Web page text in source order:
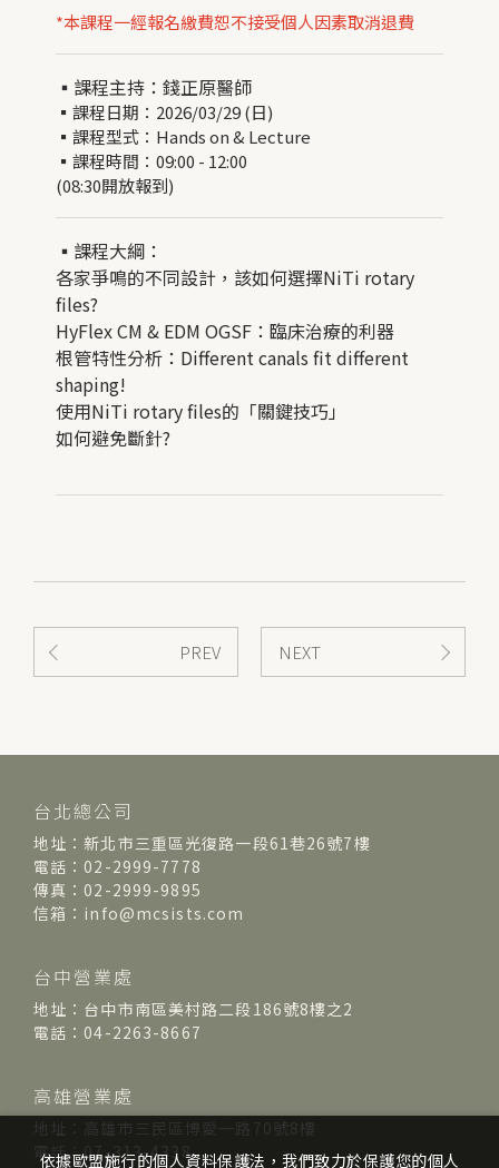
*本課程一經報名繳費恕不接受個人因素取消退費
▪︎課程主持：錢正原醫師
▪︎課程日期：2026/03/29 (日)
▪︎課程型式：Hands on & Lecture
▪︎課程時間：09:00 - 12:00
(08:30開放報到)
▪︎課程大綱：
各家爭鳴的不同設計，該如何選擇NiTi rotary
files?
HyFlex CM & EDM OGSF：臨床治療的利器
根管特性分析：Different canals fit different
shaping!
使用NiTi rotary files的「關鍵技巧」
如何避免斷針?
PREV NEXT
台北總公司
地址：新北市三重區光復路一段61巷26號7樓
電話：02-2999-7778
傳真：02-2999-9895
信箱：info@mcsists.com
台中營業處
地址：台中市南區美村路二段186號8樓之2
電話：04-2263-8667
高雄營業處
電話：07-313-4338
依據歐盟施行的個人資料保護法，我們致力於保護您的個人